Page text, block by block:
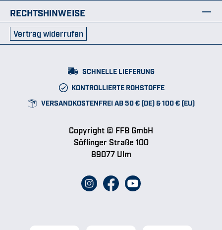
RECHTSHINWEISE
Vertrag widerrufen
SCHNELLE LIEFERUNG
KONTROLLIERTE ROHSTOFFE
VERSANDKOSTENFREI AB 50 € (DE) & 100 € (EU)
Copyright © FFB GmbH
Söflinger Straße 100
89077 Ulm